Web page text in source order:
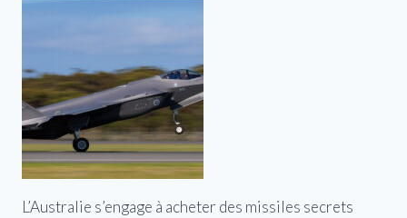
L’Australie s’engage à acheter des missiles secrets